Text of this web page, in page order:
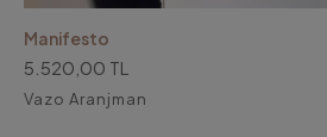
Manifesto
5.520,00 TL
Vazo Aranjman